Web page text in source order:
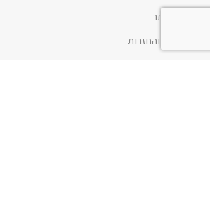
תקנון אתר
החלפות והחזרות